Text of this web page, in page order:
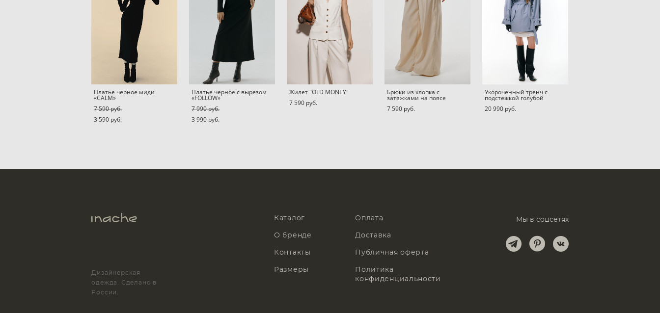
Платье черное миди
«CALM»
7 590 pуб.
3 590 pуб.
Платье черное с вырезом
«FOLLOW»
7 990 pуб.
3 990 pуб.
Жилет "OLD MONEY"
7 590 pуб.
Брюки из хлопка с
затяжками на поясе
7 590 pуб.
Укороченный тренч с
подстежкой голубой
20 990 pуб.
Дизайнерская
одежда. Сделано в
России.
Каталог
О бренде
Контакты
Размеры
Оплата
Доставка
Публичная оферта
Политика
конфиденциальности
Мы в соцсетях